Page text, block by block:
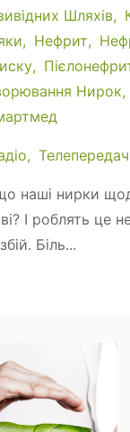
Шляхів
Нефрит
Нирок
наші нирки
І роблять це
Біль...